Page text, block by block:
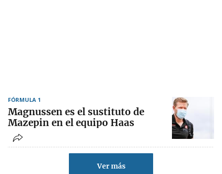
FÓRMULA 1
Magnussen es el sustituto de
Mazepin en el equipo Haas
Ver más